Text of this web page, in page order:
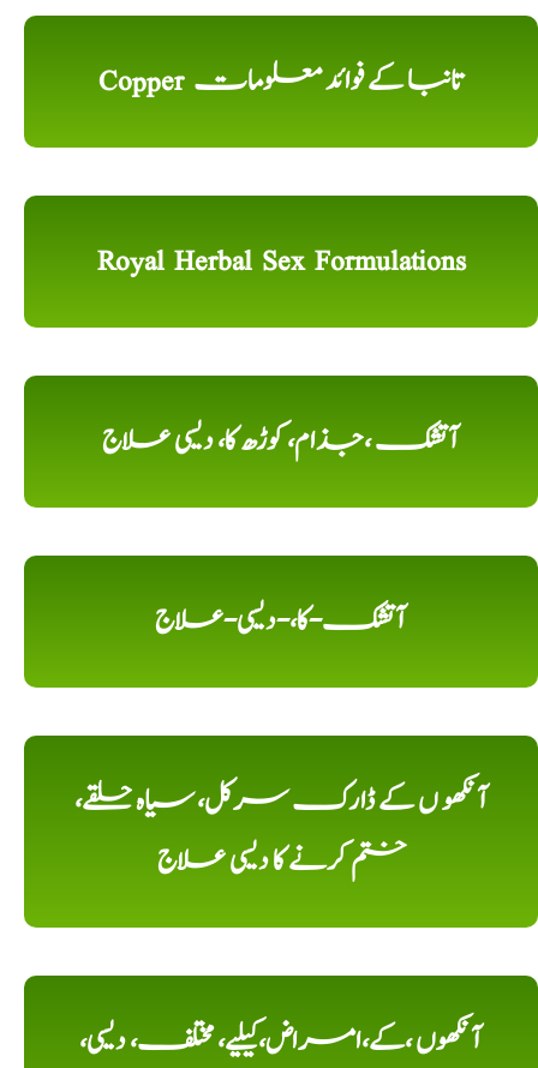
Copper تانبا کے فوائد معلومات
Royal Herbal Sex Formulations
آتشک ،جذام، کوڑھ کا، دیسی علاج
آتشک-کا،-دیسی-علاج
آنکھو ں کے ڈارک سرکل، سیاہ حلقے،
ختم کرنے کا دیسی علاج
آنکھوں ،کے،امراض،کیلیے، مختلف، دیسی،